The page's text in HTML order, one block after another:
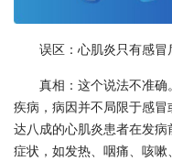
误区：心肌炎只有感冒
真相：这个说法不准
疾病，病因并不局限于感
达八成的心肌炎患者在发
症状，如发热、咽痛、咳